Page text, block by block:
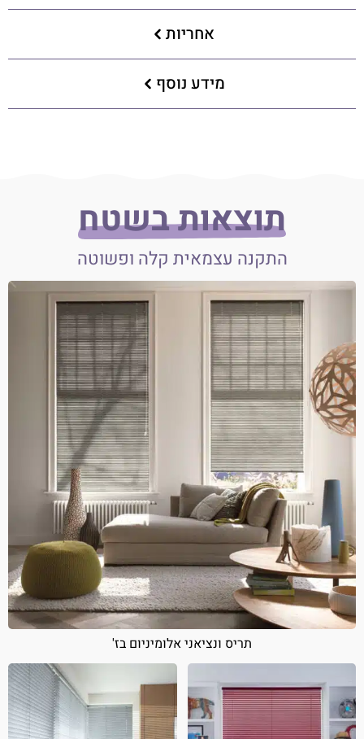
אחריות
מידע נוסף
תוצאות בשטח
התקנה עצמאית קלה ופשוטה
תריס ונציאני אלומיניום בז'